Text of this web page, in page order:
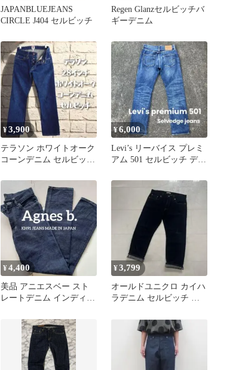
JAPANBLUEJEANS
CIRCLE J404 セルビッチ
Regen Glanzセルビッチバ
ギーデニム
¥3,900
テラソン ホワイトオーク
コーンデニム セルビッチ
¥6,000
Levi’s リーバイス プレミ
アム 501 セルビッチ デニ
¥4,400
美品 アニエスベー スト
レートデニム インディゴ
¥3,799
オールドユニクロ カイハ
ラデニム セルビッチ デ